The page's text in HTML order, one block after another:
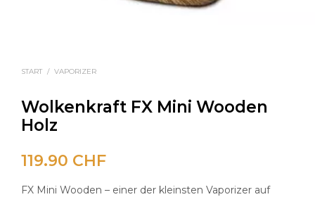
START / VAPORIZER
Wolkenkraft FX Mini Wooden
Holz
119.90 CHF
FX Mini Wooden – einer der kleinsten Vaporizer auf